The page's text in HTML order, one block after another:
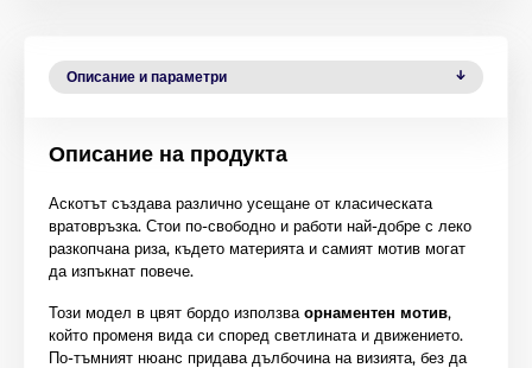
Описание и параметри
Описание на продукта
Аскотът създава различно усещане от класическата
вратовръзка. Стои по-свободно и работи най-добре с леко
разкопчана риза, където материята и самият мотив могат
да изпъкнат повече.
Този модел в цвят бордо използва орнаментен мотив,
който променя вида си според светлината и движението.
По-тъмният нюанс придава дълбочина на визията, без да